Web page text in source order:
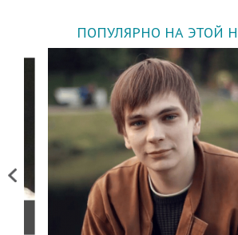
ПОПУЛЯРНО НА ЭТОЙ
Previous